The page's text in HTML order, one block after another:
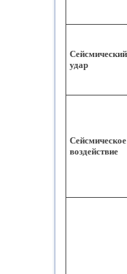
Сейсмический
удар
Сейсмическое
воздействие